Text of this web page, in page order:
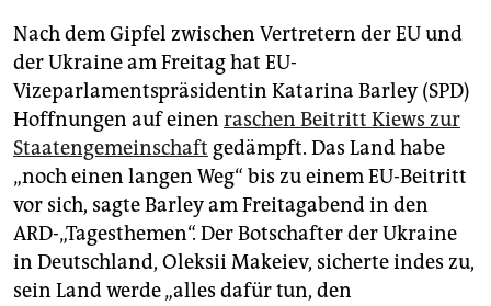
Nach dem Gipfel zwischen Vertretern der EU und
der Ukraine am Freitag hat EU-
Vizeparlamentspräsidentin Katarina Barley (SPD)
Hoffnungen auf einen raschen Beitritt Kiews zur
Staatengemeinschaft gedämpft. Das Land habe
„noch einen langen Weg“ bis zu einem EU-Beitritt
vor sich, sagte Barley am Freitagabend in den
ARD-„Tagesthemen“. Der Botschafter der Ukraine
in Deutschland, Oleksii Makeiev, sicherte indes zu,
sein Land werde „alles dafür tun, den